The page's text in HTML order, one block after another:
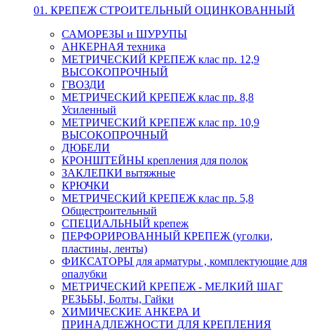
01. КРЕПЕЖ СТРОИТЕЛЬНЫЙ ОЦИНКОВАННЫЙ
САМОРЕЗЫ и ШУРУПЫ
АНКЕРНАЯ техника
МЕТРИЧЕСКИЙ КРЕПЕЖ клас пр. 12,9
ВЫСОКОПРОЧНЫЙ
ГВОЗДИ
МЕТРИЧЕСКИЙ КРЕПЕЖ клас пр. 8,8
Усиленный
МЕТРИЧЕСКИЙ КРЕПЕЖ клас пр. 10,9
ВЫСОКОПРОЧНЫЙ
ДЮБЕЛИ
КРОНШТЕЙНЫ крепления для полок
ЗАКЛЕПКИ вытяжные
КРЮЧКИ
МЕТРИЧЕСКИЙ КРЕПЕЖ клас пр. 5,8
Общестроительный
СПЕЦИАЛЬНЫЙ крепеж
ПЕРФОРИРОВАННЫЙ КРЕПЕЖ (уголки,
пластины, ленты)
ФИКСАТОРЫ для арматуры , комплектующие для
опалубки
МЕТРИЧЕСКИЙ КРЕПЕЖ - МЕЛКИЙ ШАГ
РЕЗЬБЫ, Болты, Гайки
ХИМИЧЕСКИЕ АНКЕРА И
ПРИНАДЛЕЖНОСТИ ДЛЯ КРЕПЛЕНИЯ